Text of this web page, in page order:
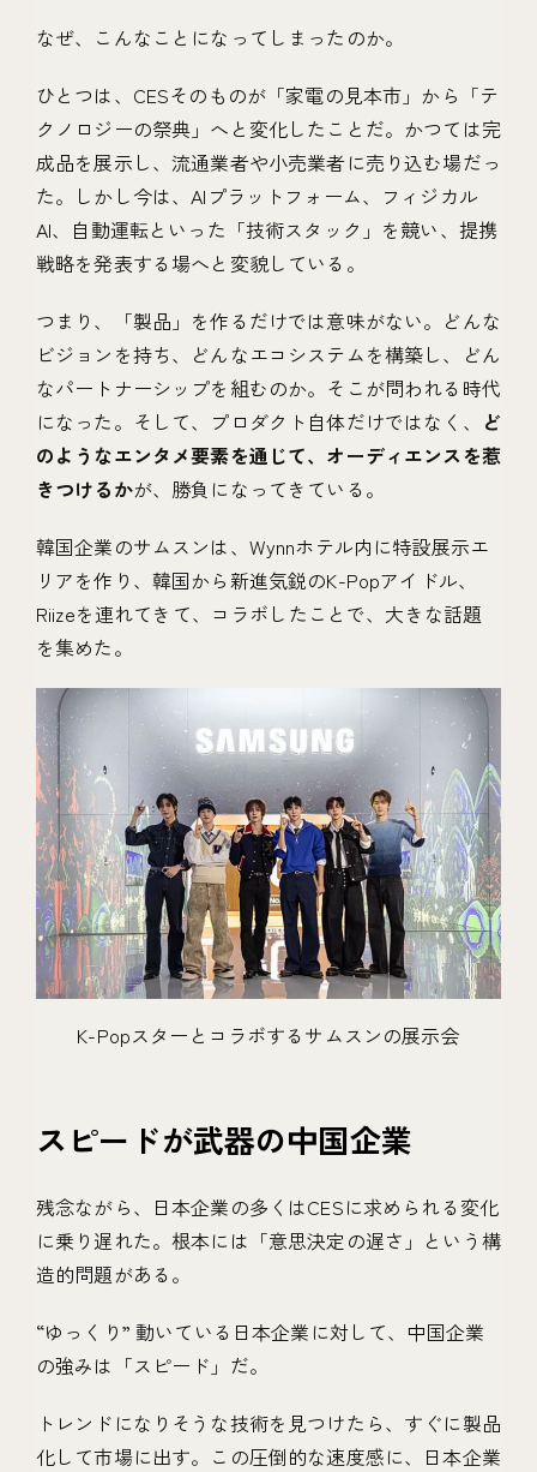
なぜ、こんなことになってしまったのか。
ひとつは、CESそのものが「家電の見本市」から「テ
クノロジーの祭典」へと変化したことだ。かつては完
成品を展示し、流通業者や小売業者に売り込む場だっ
た。しかし今は、AIプラットフォーム、フィジカル
AI、自動運転といった「技術スタック」を競い、提携
戦略を発表する場へと変貌している。
つまり、「製品」を作るだけでは意味がない。どんな
ビジョンを持ち、どんなエコシステムを構築し、どん
なパートナーシップを組むのか。そこが問われる時代
になった。そして、プロダクト自体だけではなく、 ど
のようなエンタメ要素を通じて、オーディエンスを惹
きつけるかが、勝負になってきている。
韓国企業のサムスンは、Wynnホテル内に特設展示エ
リアを作り、韓国から新進気鋭のK-Popアイドル、
Riizeを連れてきて、コラボしたことで、大きな話題
を集めた。
K-Popスターとコラボするサムスンの展示会
スピードが武器の中国企業
残念ながら、日本企業の多くはCESに求められる変化
に乗り遅れた。根本には「意思決定の遅さ」という構
造的問題がある。
“ゆっくり” 動いている日本企業に対して、中国企業
の強みは「スピード」だ。
トレンドになりそうな技術を見つけたら、すぐに製品
化して市場に出す。この圧倒的な速度感に、日本企業